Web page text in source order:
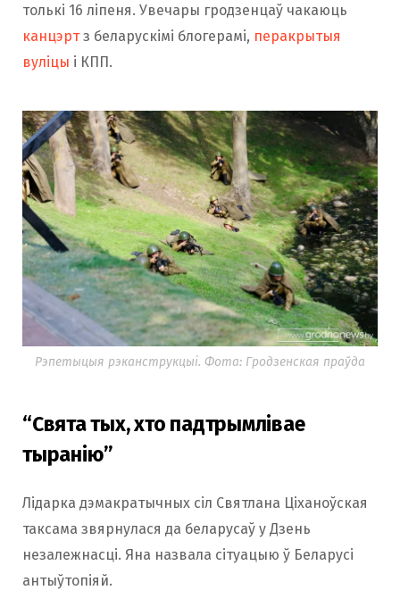
толькі 16 ліпеня. Увечары гродзенцаў чакаюць
канцэртз беларускімі блогерамі, перакрытыя
вуліцы і КПП.
Рэпетыцыя рэканструкцыі. Фота: Гродзенская праўда
“Свята тых, хто падтрымлівае
тыранію”
Лідарка дэмакратычных сіл Святлана Ціханоўская
таксама звярнулася да беларусаў у Дзень
незалежнасці. Яна назвала сітуацыю ў Беларусі
антыўтопіяй.